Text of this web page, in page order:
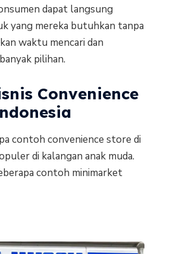
dapat langsung
yang mereka butuhkan tanpa
waktu mencari dan
pilihan.
Convenience
contoh convenience store di
di kalangan anak muda.
contoh minimarket